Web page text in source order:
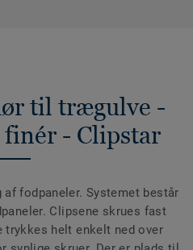
til trægulve -
- Clipstar
fodpaneler. Systemet består
Clipsene skrues fast
trykkes helt enkelt ned over